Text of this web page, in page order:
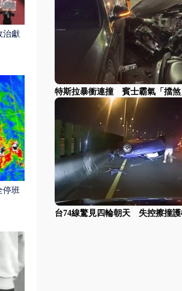
治獻
停班
特斯拉暴衝連撞 賓士霸氣「擋煞
台74線驚見四輪朝天 失控擦撞護